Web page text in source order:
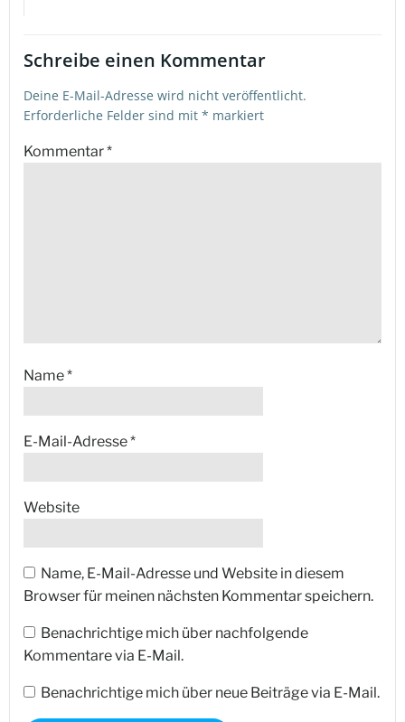
Schreibe einen Kommentar
Deine E-Mail-Adresse wird nicht veröffentlicht.
Erforderliche Felder sind mit * markiert
Kommentar*
Name*
E-Mail-Adresse*
Website
Name, E-Mail-Adresse und Website in diesem
Browser für meinen nächsten Kommentar speichern.
Benachrichtige mich über nachfolgende
Kommentare via E-Mail.
Benachrichtige mich über neue Beiträge via E-Mail.